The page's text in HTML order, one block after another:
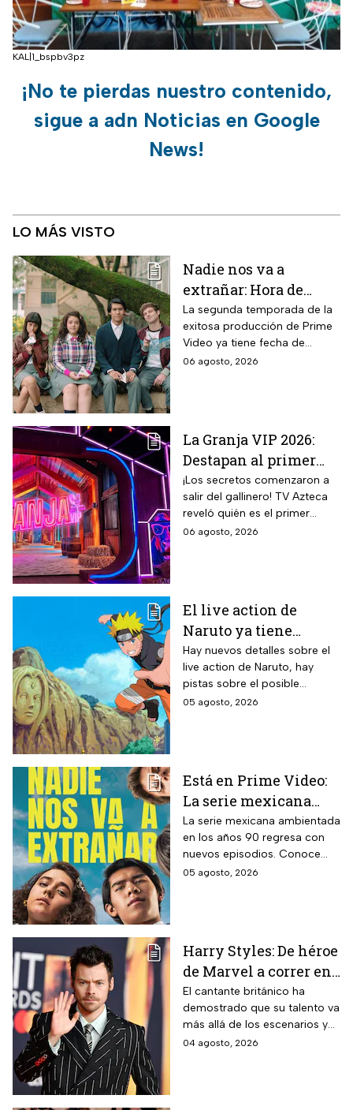
KAL|1_bspbv3pz
¡No te pierdas nuestro contenido,
sigue a adn Noticias en Google
News!
LO MÁS VISTO
Nadie nos va a
extrañar: Hora de
estreno de la
Temporada 2 y reparto
completo
La segunda temporada de la
exitosa producción de Prime
Video ya tiene fecha de
estreno. Conoce el horario en
06 agosto, 2026
La Granja VIP 2026:
Destapan al primer
participante del
reality más viral de la
televisión mexicana
¡Los secretos comenzaron a
salir del gallinero! TV Azteca
reveló quién es el primer
granjero confirmado para la
06 agosto, 2026
El live action de
Naruto ya tiene
director y así avanza
el casting de la
película
Hay nuevos detalles sobre el
live action de Naruto, hay
pistas sobre el posible
enfoque de la historia y
05 agosto, 2026
Está en Prime Video:
La serie mexicana
noventera de la que
todos están hablando
y que se ve en un fin
de semana
La serie mexicana ambientada
en los años 90 regresa con
nuevos episodios. Conoce
cuándo se estrena, qué
05 agosto, 2026
Harry Styles: De héroe
de Marvel a correr en
Chapultepec; las
apariciones del
cantante en el cine
El cantante británico ha
demostrado que su talento va
más allá de los escenarios y
ha llegado a la pantalla
04 agosto, 2026